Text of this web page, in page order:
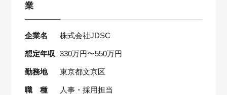
業
企業名 株式会社JDSC
想定年収 330万円〜550万円
勤務地 東京都文京区
職 種 人事・採用担当